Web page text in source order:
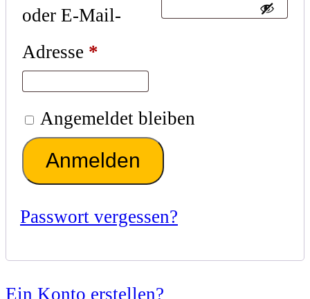
oder E-Mail-
Adresse *
Angemeldet bleiben
Anmelden
Passwort vergessen?
Ein Konto erstellen?